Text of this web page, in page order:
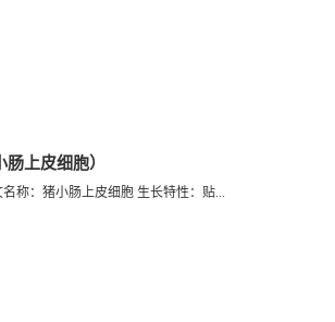
上皮细胞）
称：猪小肠上皮细胞 生长特性：贴...